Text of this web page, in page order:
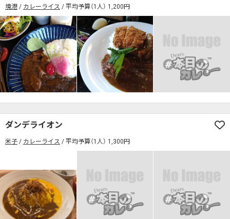
境港 カレーライス 平均予算（1人） 1,200円
ダンデライオン
米子 カレーライス 平均予算（1人） 1,300円